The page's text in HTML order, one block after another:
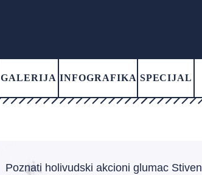
GALERIJA INFOGRAFIKA SPECIJAL
Poznati holivudski akcioni glumac Stiven